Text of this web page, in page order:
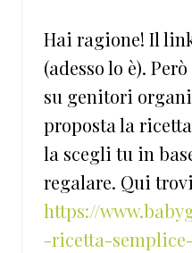
Hai ragione! Il
(adesso lo è).
su genitori
proposta la
la scegli tu in
regalare. Qui
https://
-ricetta-